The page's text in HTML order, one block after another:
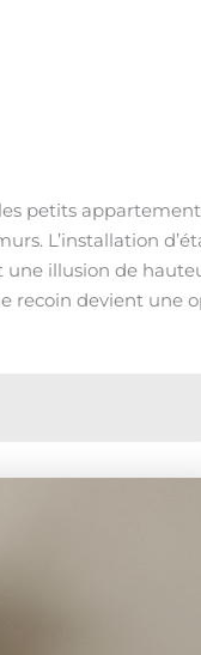
petits
L’installation
une illusion de
recoin devient une